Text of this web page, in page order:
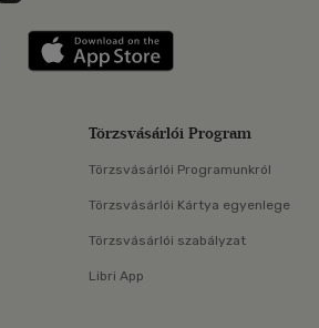
Libri applikáció Szerezd meg: Google
Törzsvásárlói Program
Törzsvásárlói Programunkról
Törzsvásárlói Kártya egyenlege
Törzsvásárlói szabályzat
Libri App